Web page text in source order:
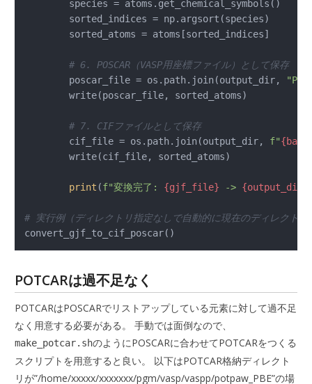
        species = atoms.get_chemical_symbols()
        sorted_indices = np.argsort(species)
        sorted_atoms = atoms[sorted_indices]
# 6. POSCAR（VASP用座標ファイル）として保存
        poscar_file = os.path.join(output_dir,
        write(poscar_file, sorted_atoms)
# 7. CIFファイルとして保存
        cif_file = os.path.join(output_dir,
f"
        write(cif_file, sorted_atoms)
print (f"変換完了: {gjf_file} -> {output_dir}
# 実行例（ディレクトリ指定なしで自動的に現在のディレクトリ
convert_gjf_to_cif_poscar()
POTCARは過不足なく
POTCARはPOSCARでリストアップしている元素に対して過不足
なく用意する必要がある。 手動では面倒なので、
make_potcar.shのようにPOSCARに合わせてPOTCARをつくる
スクリプトを用意すると良い。 以下はPOTCAR格納ディレクト
リが”/home/xxxxx/xxxxxxx/pgm/vasp/vaspp/potpaw_PBE”の場